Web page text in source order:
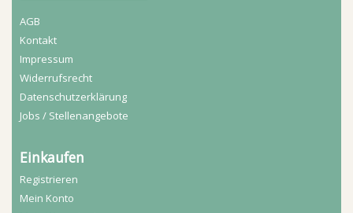
AGB
Kontakt
Impressum
Widerrufs­recht
Daten­schutz­erklärung
Jobs / Stellenangebote
Einkaufen
Registrieren
Mein Konto